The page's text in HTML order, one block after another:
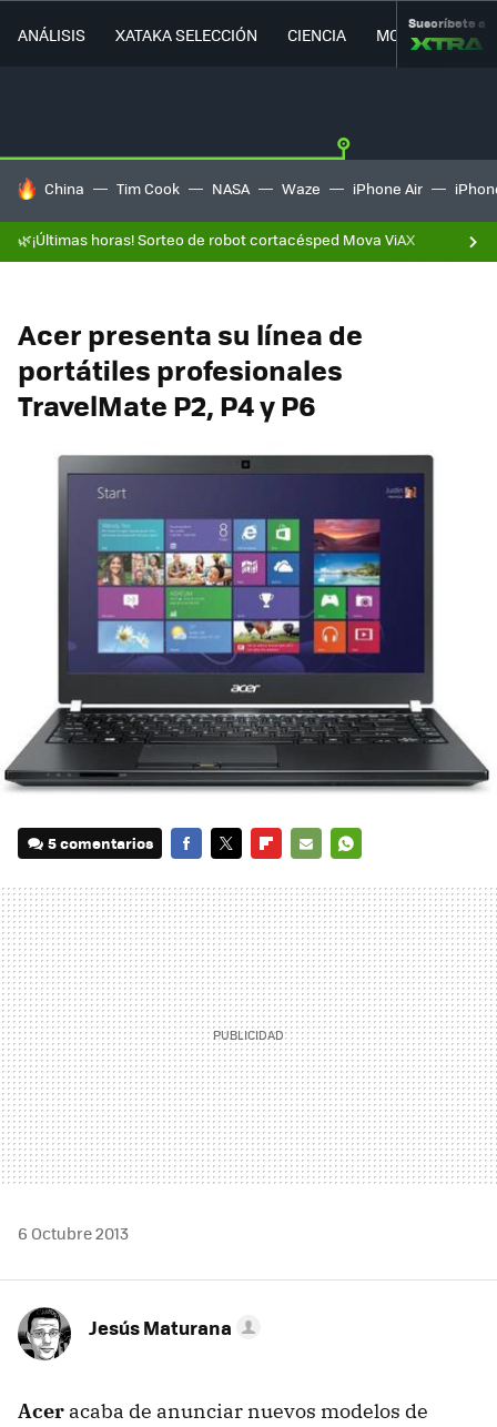
ANÁLISIS XATAKA SELECCIÓN CIENCIA MOVILIDAD
Suscríbete a
HOY SE HABLA DE
China Tim Cook NASA Waze iPhone Air
🌿¡Últimas horas! Sorteo de robot cortacésped Mova ViAX
Acer presenta su línea de
portátiles profesionales
TravelMate P2, P4 y P6
5 comentarios
MAIL
6 Octubre 2013
Jesús Maturana
Acer acaba de anunciar nuevos modelos de